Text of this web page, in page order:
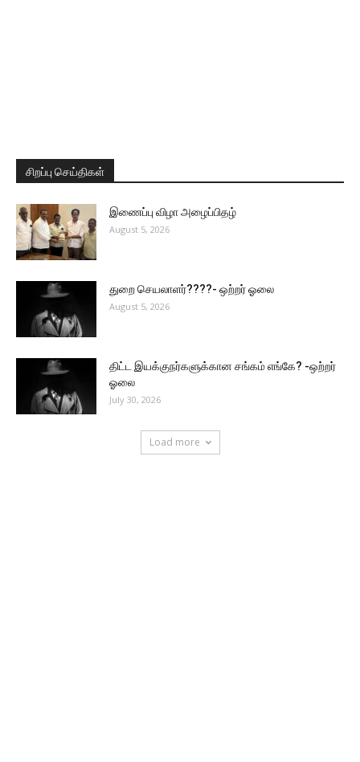
சிறப்பு செய்திகள்
இணைப்பு விழா அழைப்பிதழ்
August 5, 2026
துறை செயலாளர்????- ஒற்றர் ஓலை
August 5, 2026
திட்ட இயக்குநர்களுக்கான சங்கம் எங்கே? -ஒற்றர்
ஓலை
July 30, 2026
Load more